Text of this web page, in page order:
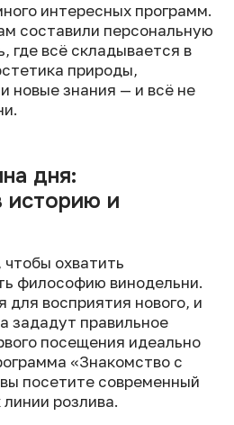
интересных программ.
составили персональную
где всё складывается в
природы,
новые знания — и всё не
дня:
историю и
охватить
философию винодельни.
восприятия нового, и
зададут правильное
посещения идеально
«Знакомство с
посетите современный
розлива.